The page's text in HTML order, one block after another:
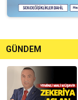
GÜNDEM